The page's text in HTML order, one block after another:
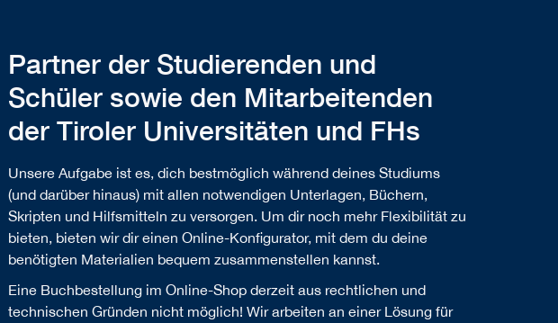
Partner der Studierenden und
Schüler sowie den Mitarbeitenden
der Tiroler Universitäten und FHs
Unsere Aufgabe ist es, dich bestmöglich während deines Studiums
(und darüber hinaus) mit allen notwendigen Unterlagen, Büchern,
Skripten und Hilfsmitteln zu versorgen. Um dir noch mehr Flexibilität zu
bieten, bieten wir dir einen Online-Konfigurator, mit dem du deine
benötigten Materialien bequem zusammenstellen kannst.
Eine Buchbestellung im Online-Shop derzeit aus rechtlichen und
technischen Gründen nicht möglich! Wir arbeiten an einer Lösung für